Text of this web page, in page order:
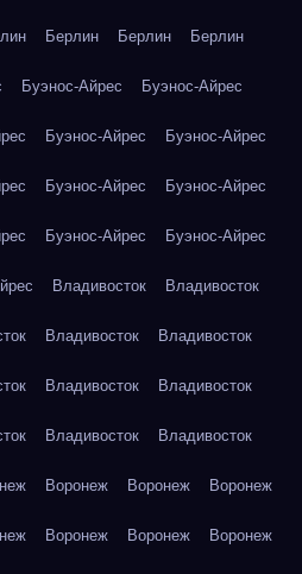
Берлин Берлин Берлин
Буэнос-Айрес Буэнос-Айрес
Буэнос-Айрес Буэнос-Айрес
Буэнос-Айрес Буэнос-Айрес
Буэнос-Айрес Буэнос-Айрес
Владивосток Владивосток
Владивосток Владивосток
Владивосток Владивосток
Владивосток Владивосток
Воронеж Воронеж Воронеж
Воронеж Воронеж Воронеж